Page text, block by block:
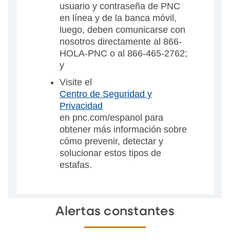
usuario y contraseña de PNC
en línea y de la banca móvil,
luego, deben comunicarse con
nosotros directamente al 866-
HOLA-PNC o al 866-465-2762;
y
Visite el
Centro de Seguridad y
Privacidad
en pnc.com/espanol para
obtener más información sobre
cómo prevenir, detectar y
solucionar estos tipos de
estafas.
Alertas constantes